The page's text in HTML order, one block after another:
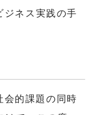
ジネス実践の手
会的課題の同時